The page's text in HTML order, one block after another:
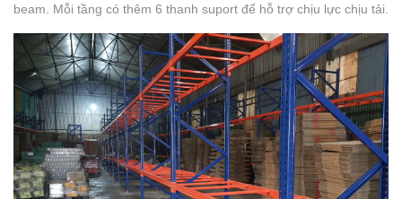
beam. Mỗi tầng có thêm 6 thanh suport để hỗ trợ chịu lực chịu tải.